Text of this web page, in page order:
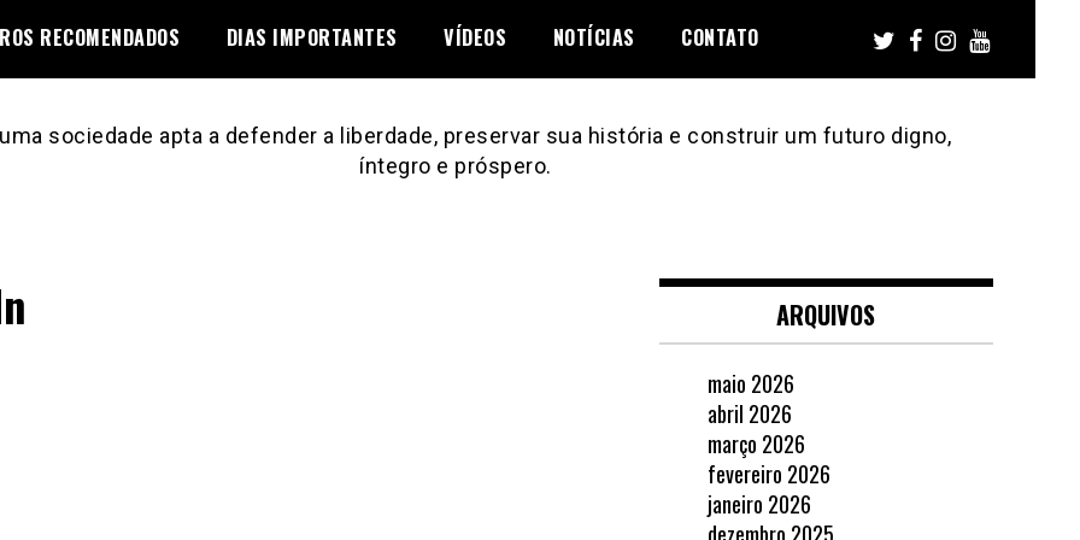
RECOMENDADOS DIAS IMPORTANTES VÍDEOS NOTÍCIAS CONTATO
sociedade apta a defender a liberdade, preservar sua história e construir um futuro digno,
íntegro e próspero.
ARQUIVOS
maio 2026
abril 2026
março 2026
fevereiro 2026
janeiro 2026